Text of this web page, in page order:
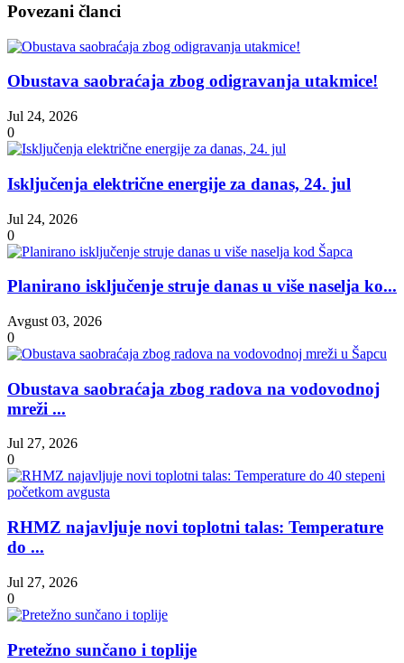
Povezani članci
Obustava saobraćaja zbog odigravanja utakmice!
Jul 24, 2026
0
Isključenja električne energije za danas, 24. jul
Jul 24, 2026
0
Planirano isključenje struje danas u više naselja ko...
Avgust 03, 2026
0
Obustava saobraćaja zbog radova na vodovodnoj
mreži ...
Jul 27, 2026
0
RHMZ najavljuje novi toplotni talas: Temperature
do ...
Jul 27, 2026
0
Pretežno sunčano i toplije